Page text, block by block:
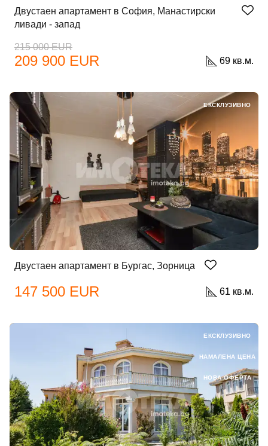
Регистрация
Имейл Адрес
Парола
Вход като гост
или използвай профил
Вход с Google
Двустаен апартамент в София, Манастирски
ливади - запад
215 000 EUR
209 900 EUR 69 кв.м.
Двустаен апартамент в Бургас, Зорница
147 500 EUR 61 кв.м.
ЕКСКЛУЗИВНО
ЕКСКЛУЗИВНО
НАМАЛЕНА ЦЕНА
НОВА ОФЕРТА